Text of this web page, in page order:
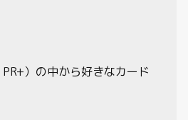
）の中から好きなカード